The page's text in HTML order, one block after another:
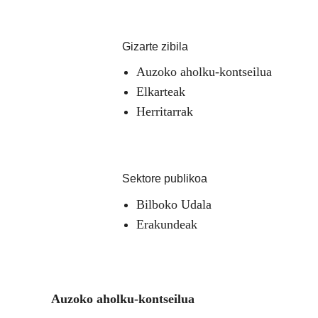
Gizarte zibila
Auzoko aholku-kontseilua
Elkarteak
Herritarrak
Sektore publikoa
Bilboko Udala
Erakundeak
Auzoko aholku-kontseilua